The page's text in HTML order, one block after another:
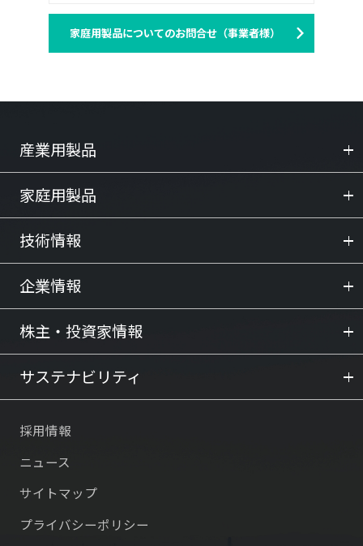
家庭用製品についてのお問合せ（事業者様）
産業用製品
家庭用製品
技術情報
企業情報
株主・投資家情報
サステナビリティ
採用情報
ニュース
サイトマップ
プライバシーポリシー